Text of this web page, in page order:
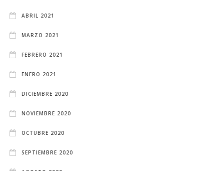
ABRIL 2021
MARZO 2021
FEBRERO 2021
ENERO 2021
DICIEMBRE 2020
NOVIEMBRE 2020
OCTUBRE 2020
SEPTIEMBRE 2020